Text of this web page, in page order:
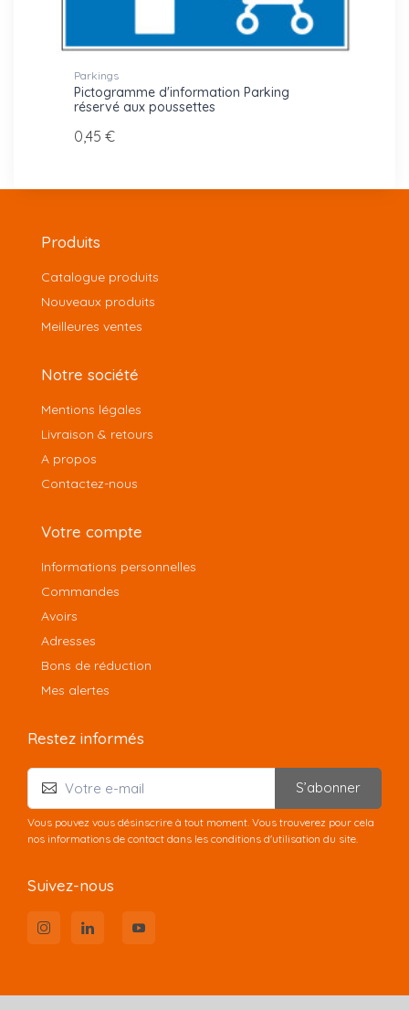
Parkings
Pictogramme d'information Parking
réservé aux poussettes
0,45 €
Produits
Catalogue produits
Nouveaux produits
Meilleures ventes
Notre société
Mentions légales
Livraison & retours
A propos
Contactez-nous
Votre compte
Informations personnelles
Commandes
Avoirs
Adresses
Bons de réduction
Mes alertes
Restez informés
S’abonner
Vous pouvez vous désinscrire à tout moment. Vous trouverez pour cela
nos informations de contact dans les conditions d'utilisation du site.
Suivez-nous